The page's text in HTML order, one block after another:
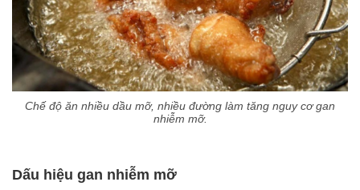
Chế độ ăn nhiều dầu mỡ, nhiều đường làm tăng nguy cơ gan
nhiễm mỡ.
Dấu hiệu gan nhiễm mỡ